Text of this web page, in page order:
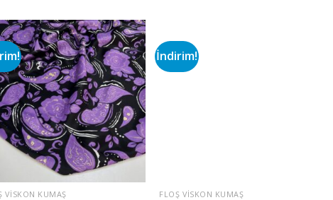
VISKON KUMAŞ
İndirim!
FLOŞ VISKON KUMAŞ